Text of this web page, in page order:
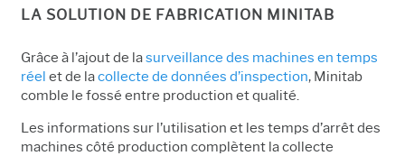
LA SOLUTION DE FABRICATION MINITAB
Grâce à l’ajout de lasurveillance des machines en temps
réel et de lacollecte de données d’inspection, Minitab
comble le fossé entre production et qualité.
Les informations sur l’utilisation et les temps d’arrêt des
machines côté production complètent la collecte